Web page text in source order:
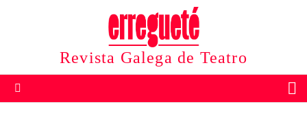
Revista Galega de Teatro